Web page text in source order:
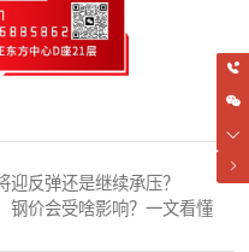
反弹还是继续承压？
钢价会受啥影响？一文看懂